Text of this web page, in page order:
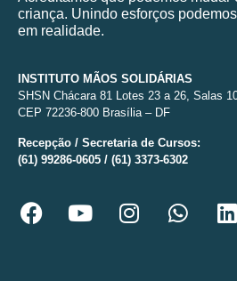
criança. Unindo esforços
em realidade.
INSTITUTO MÃOS SOLIDÁRIAS
SHSN Chácara 81 Lotes 23 a 26, Salas
CEP 72236-800 Brasília – DF
Recepção / Secretaria de Cursos:
(61) 99286-0605 / (61) 3373-6302